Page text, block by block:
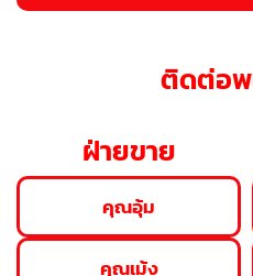
ติดต่อ
ฝ่ายขาย
คุณอุ้ม
คุณเม้ง